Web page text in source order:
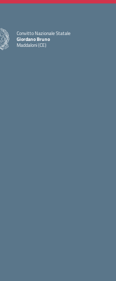
Convitto Nazionale Statale
Giordano Bruno
Maddaloni (CE)